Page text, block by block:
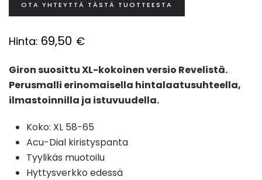
OTA YHTEYTTÄ TÄSTÄ TUOTTEESTA
Hinta: 69,50 €
Giron suosittu XL-kokoinen versio Revelistä.
Perusmalli erinomaisella hintalaatusuhteella,
ilmastoinnilla ja istuvuudella.
Koko: XL 58-65
Acu-Dial kiristyspanta
Tyylikäs muotoilu
Hyttysverkko edessä